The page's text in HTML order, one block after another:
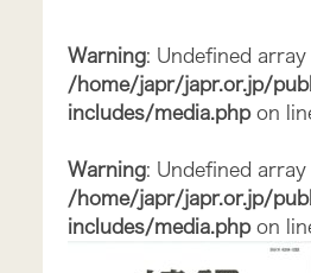
Warning: Undefined
/home/japr/japr.or.jp/
includes/media.phpon
Warning: Undefined
/home/japr/japr.or.jp/
includes/media.phpon